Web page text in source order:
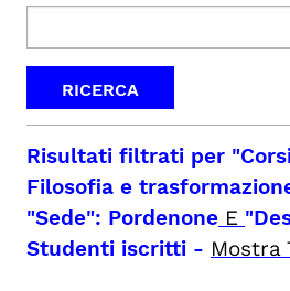
Risultati filtrati per
Filosofia e
"Sede": Pordenone E
Studenti iscritti - Mostra